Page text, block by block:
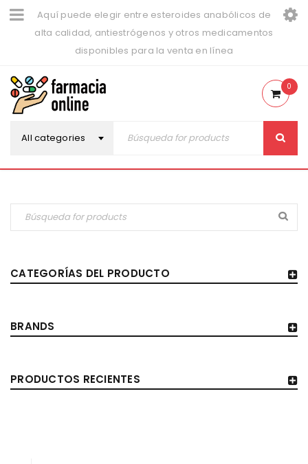
Aquí puede elegir entre esteroides anabólicos de
alta calidad, antiestrógenos y otros medicamentos
disponibles para la venta en línea
All categories
0
CATEGORÍAS DEL PRODUCTO
BRANDS
PRODUCTOS RECIENTES